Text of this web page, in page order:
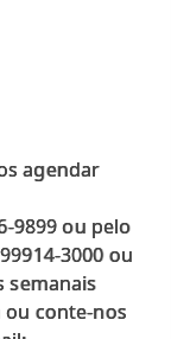
agendar
9899 ou pelo
3000 ou
semanais
conte-nos